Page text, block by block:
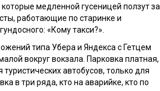
медленной гусеницей ползут за
работающие по старинке и
«Кому такси?».
типа Убера и Яндекса с Гетцем
вокруг вокзала. Парковка платная,
автобусов, только для
в три ряда, кто на аварийке, кто по